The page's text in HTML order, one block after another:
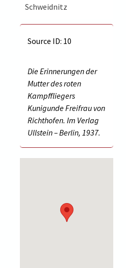
Schweidnitz
Source ID: 10
Die Erinnerungen der
Mutter des roten
Kampffliegers
Kunigunde Freifrau von
Richthofen. Im Verlag
Ullstein – Berlin, 1937.